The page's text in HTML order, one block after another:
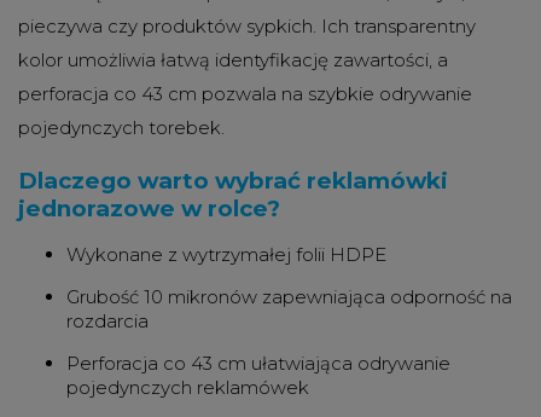
pieczywa czy produktów sypkich. Ich transparentny
kolor umożliwia łatwą identyfikację zawartości, a
perforacja co 43 cm pozwala na szybkie odrywanie
pojedynczych torebek.
Dlaczego warto wybrać reklamówki
jednorazowe w rolce?
Wykonane z wytrzymałej folii HDPE
Grubość 10 mikronów zapewniająca odporność na
rozdarcia
Perforacja co 43 cm ułatwiająca odrywanie
pojedynczych reklamówek